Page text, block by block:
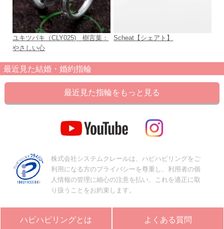
ユキツバキ（CLY025) 樹言葉：
やさしい心
Scheat【シェアト】
最近見た結婚・婚約指輪
最近見た指輪をもっと見る
株式会社システムクレールは、ハピハピリングをご
利用になる方のプライバシーを尊重し、利用者の個
人情報の管理に細心の注意を払い、これを適正に取
り扱うことをお約束します。
ハピハピリングとは よくある質問